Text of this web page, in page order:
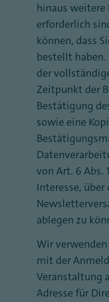
hinaus weitere
erforderlich
können, dass
bestellt haben.
der
Zeitpunkt der
Bestätigung
sowie eine
von Art. 6 Abs.
Interesse,
ablegen zu
Wir
mit der
Veranstaltung
Adresse für